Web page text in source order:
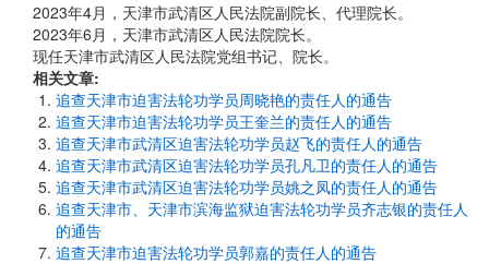
2023年4月，天津市武清区人民法院副院长、代理院长。
2023年6月，天津市武清区人民法院院长。
现任天津市武清区人民法院党组书记、院长。
相关文章:
追查天津市迫害法轮功学员周晓艳的责任人的通告
追查天津市迫害法轮功学员王奎兰的责任人的通告
追查天津市武清区迫害法轮功学员赵飞的责任人的通告
追查天津市武清区迫害法轮功学员孔凡卫的责任人的通告
追查天津市武清区迫害法轮功学员姚之凤的责任人的通告
追查天津市、天津市滨海监狱迫害法轮功学员齐志银的责任人
的通告
追查天津市迫害法轮功学员郭嘉的责任人的通告